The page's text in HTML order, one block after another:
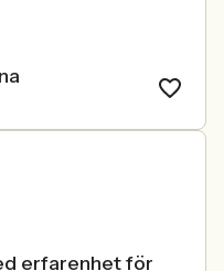
erfarenhet för